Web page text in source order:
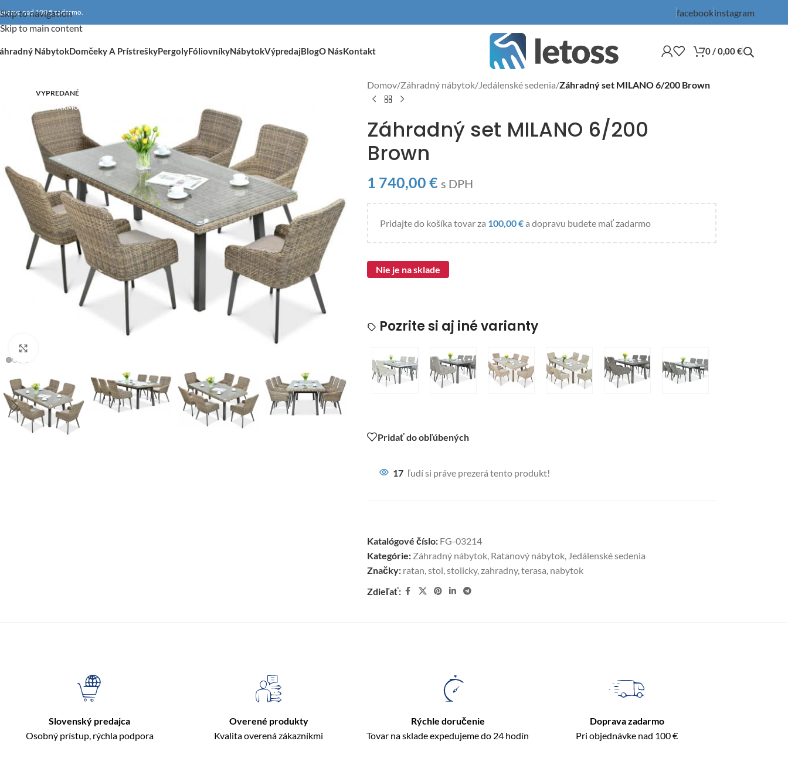
Skip to navigation
Skip to main content
nad 100 € zadarmo. facebookinstagram
NábytokDomčeky A PrístreškyPergolyFóliovníkyNábytokVýpredajBlogO NásKontakt 0 /0,00€
VYPREDANÉ
DOPRAVA ZADARMO
Domov/Záhradný nábytok/Jedálenské sedenia/Záhradný set MILANO 6/200 Brown
Záhradný set MILANO 6/200
Brown
1 740,00 € s DPH
Pridajte do košíka tovar za 100,00€a dopravu budete mať zadarmo
Nie je na sklade
Pozrite si aj iné varianty
Pridať do obľúbených
17 ľudí si práve prezerá tento produkt!
Katalógové číslo: FG-03214
Kategórie: Záhradný nábytok, Ratanový nábytok, Jedálenské sedenia
Značky: ratan,stol,stolicky,zahradny,terasa, nabytok
Zdieľať:
Slovenský predajca
Osobný prístup, rýchla podpora
Overené produkty
Kvalita overená zákazníkmi
Rýchle doručenie
Tovar na sklade expedujeme do 24 hodín
Doprava zadarmo
Pri objednávke nad 100 €